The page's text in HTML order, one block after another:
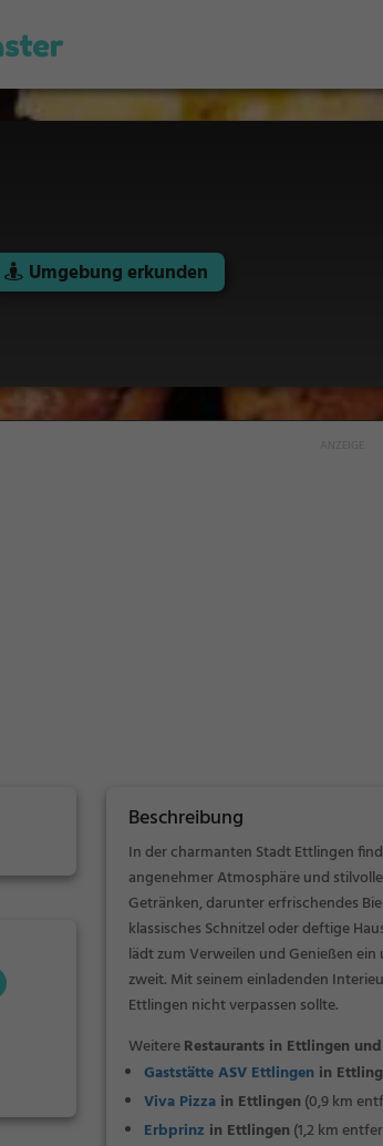
Umgebung erkunden
Beschreibung
In der charmanten Stadt Ettlingen
angenehmer Atmosphäre und
Getränken, darunter erfrischendes
klassisches Schnitzel oder deftige
lädt zum Verweilen und Genießen
zweit. Mit seinem einladenden
Ettlingen nicht verpassen sollte.
WeitereRestaurants in Ettlingen
Gaststätte ASV Ettlingen in
Viva Pizza in Ettlingen (0,9 km
Erbprinz in Ettlingen (1,2 km